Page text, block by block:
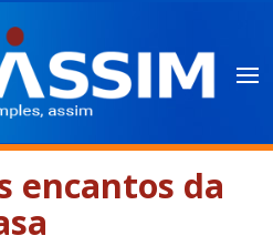
encantos da